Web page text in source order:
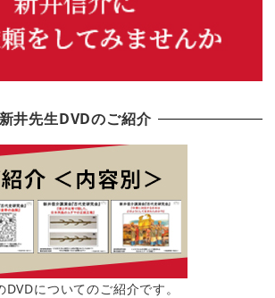
新井先生DVDのご紹介
についてのご紹介です。